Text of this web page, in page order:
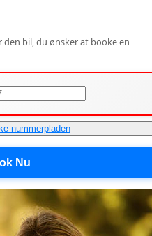
bil, du ønsker at booke en
nummerpladen
Nu